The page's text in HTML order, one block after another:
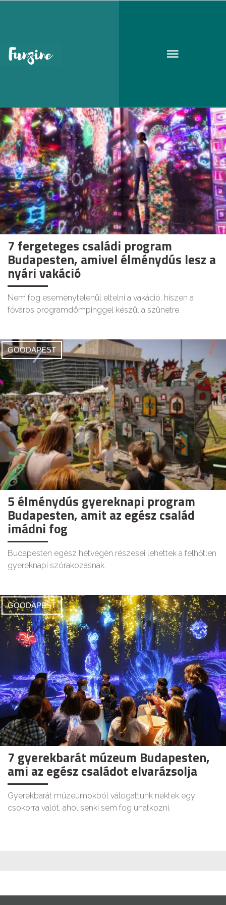
gyerekbarát programok
7 fergeteges családi program
Budapesten, amivel élménydús lesz a
nyári vakáció
Nem fog eseménytelenül eltelni a vakáció, hiszen a
főváros programdömpinggel készül a szünetre.
GOODAPEST
5 élménydús gyereknapi program
Budapesten, amit az egész család
imádni fog
Budapesten egész hétvégén részesei lehettek a felhőtlen
gyereknapi szórakozásnak.
GOODAPEST
7 gyerekbarát múzeum Budapesten,
ami az egész családot elvarázsolja
Gyerekbarát múzeumokból válogattunk nektek egy
csokorra valót, ahol senki sem fog unatkozni.